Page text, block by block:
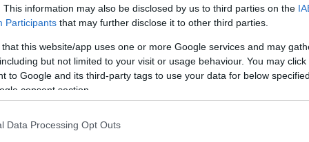
This information may also be disclosed by us to third parties on the
Participants that may further disclose it to other third parties.
that this website/app uses one or more Google services and may
but not limited to your visit or usage behaviour. You may
to Google and its third-party tags to use your data for below
consent section.
Data Processing Opt Outs
millioner i 2023 til 32.8 millioner i 2024.
og lå an til 47 millioner i minus i 2024. Daglig
slik.